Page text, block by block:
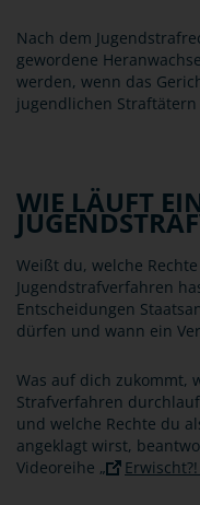
Nach dem
gewordene
werden, wenn das
jugendlichen Straftätern
WIE LÄUFT
Weißt du, welche
Jugendstrafverfahren
Entscheidungen
dürfen und wann ein
Was auf dich zukommt,
Strafverfahren
und welche Rechte du
angeklagt wirst,
Videoreihe „